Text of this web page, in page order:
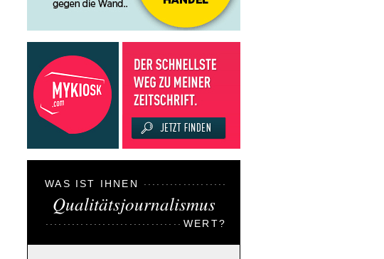
WAS IST IHNEN
Qualitätsjournalismus
WERT?